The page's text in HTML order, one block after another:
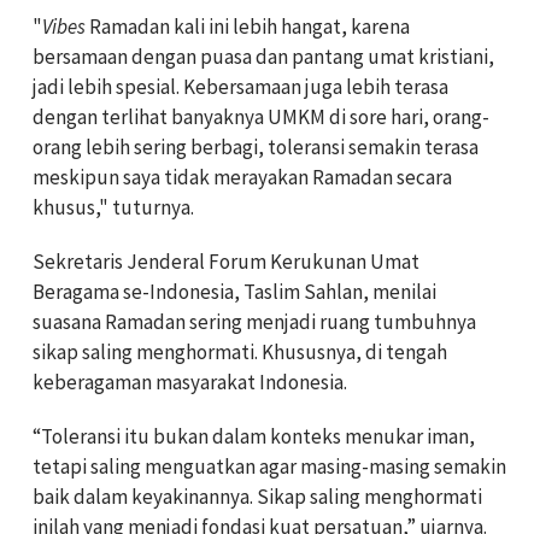
"VibesRamadan kali ini lebih hangat, karena
bersamaan dengan puasa dan pantang umat kristiani,
jadi lebih spesial. Kebersamaan juga lebih terasa
dengan terlihat banyaknya UMKM di sore hari, orang-
orang lebih sering berbagi, toleransi semakin terasa
meskipun saya tidak merayakan Ramadan secara
khusus," tuturnya.
Sekretaris Jenderal Forum Kerukunan Umat
Beragama se-Indonesia, Taslim Sahlan, menilai
suasana Ramadan sering menjadi ruang tumbuhnya
sikap saling menghormati. Khususnya, di tengah
keberagaman masyarakat Indonesia.
“Toleransi itu bukan dalam konteks menukar iman,
tetapi saling menguatkan agar masing-masing semakin
baik dalam keyakinannya. Sikap saling menghormati
inilah yang menjadi fondasi kuat persatuan,” ujarnya.